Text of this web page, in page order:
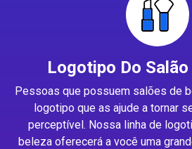
Logotipo Do Salão
Pessoas que possuem salões de
logotipo que as ajude a tornar
perceptível. Nossa linha de
beleza oferecerá a você uma